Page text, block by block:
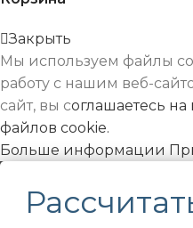
Закрыть
Мы используем файлы
работу с нашим веб-
сайт, вы соглашаетесь
файлов cookie.
Больше информации